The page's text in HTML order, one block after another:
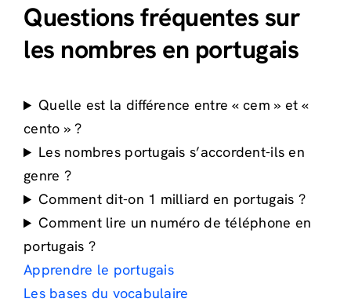
Questions fréquentes sur
les nombres en portugais
Quelle est la différence entre « cem » et «
cento » ?
Les nombres portugais s’accordent-ils en
genre ?
Comment dit-on 1 milliard en portugais ?
Comment lire un numéro de téléphone en
portugais ?
Apprendre le portugais
Les bases du vocabulaire